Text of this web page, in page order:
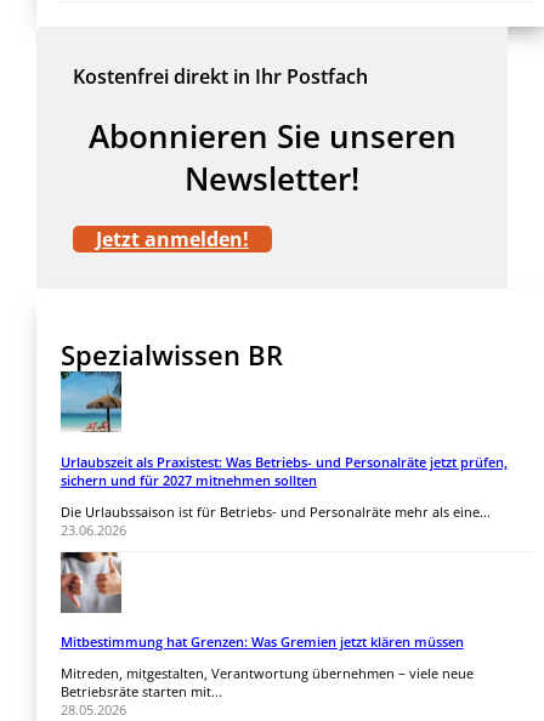
Kostenfrei direkt in Ihr Postfach
Abonnieren Sie unseren
Newsletter!
Jetzt anmelden!
Spezialwissen BR
Urlaubszeit als Praxistest: Was Betriebs- und Personalräte jetzt prüfen,
sichern und für 2027 mitnehmen sollten
Die Urlaubssaison ist für Betriebs- und Personalräte mehr als eine...
23.06.2026
Mitbestimmung hat Grenzen: Was Gremien jetzt klären müssen
Mitreden, mitgestalten, Verantwortung übernehmen – viele neue
Betriebsräte starten mit...
28.05.2026